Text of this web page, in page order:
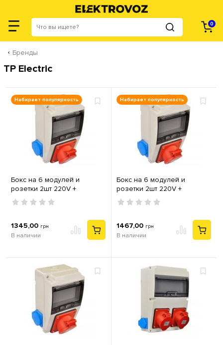
0
Бренды
TP Electric
Набирает популярность
Бокс на 6 модулей и
розетки 2шт 220V +
силовая 16А 3P+N+PE TP
Electric IP44
1345,00 грн
В наличии
Набирает популярность
Бокс на 6 модулей и
розетки 2шт 220V +
силовая 32А 3P+N+PE TP
Electric IP44
1467,00 грн
В наличии